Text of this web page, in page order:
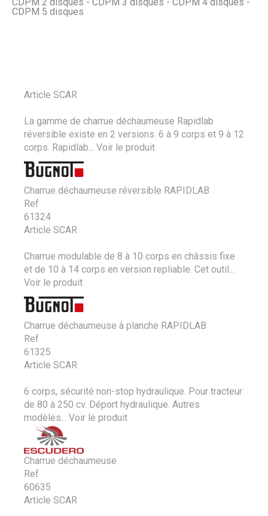
CDPM 5 disques
Article SCAR
La gamme de charrue déchaumeuse Rapidlab
réversible existe en 2 versions. 6 à 9 corps et 9 à 12
corps. Rapidlab...
Voir le produit
Charrue déchaumeuse réversible RAPIDLAB
Ref
61324
Article SCAR
Charrue modulable de 8 à 10 corps en châssis fixe
et de 10 à 14 corps en version repliable. Cet outil...
Voir le produit
Charrue déchaumeuse à planche RAPIDLAB
Ref
61325
Article SCAR
6 corps, sécurité non-stop hydraulique. Pour tracteur
de 80 à 250 cv. Déport hydraulique. Autres
modèles...
Voir le produit
Charrue déchaumeuse
Ref
60635
Article SCAR